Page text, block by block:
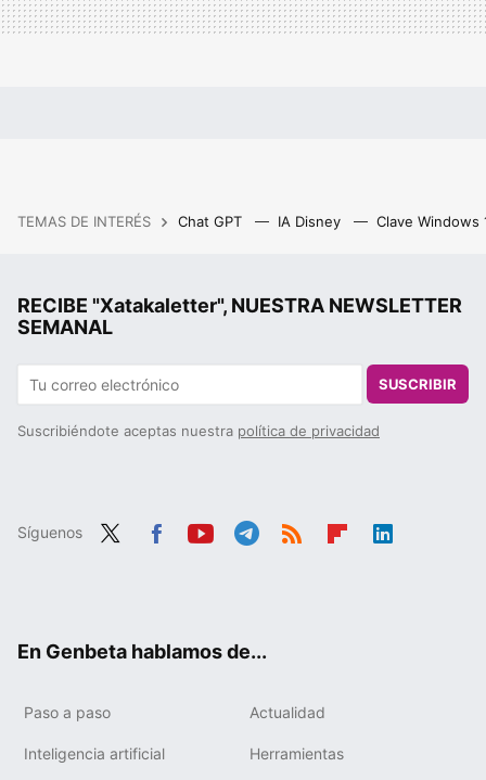
TEMAS DE INTERÉS Chat GPT IA Disney Clave Windows
RECIBE "Xatakaletter", NUESTRA NEWSLETTER
SEMANAL
SUSCRIBIR
Suscribiéndote aceptas nuestra política de privacidad
Síguenos
En Genbeta hablamos de...
Paso a paso Actualidad
Inteligencia artificial Herramientas